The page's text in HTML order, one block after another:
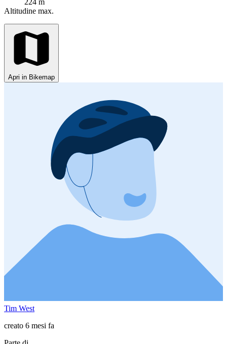
Altitudine max.
Apri in Bikemap
Tim West
creato 6 mesi fa